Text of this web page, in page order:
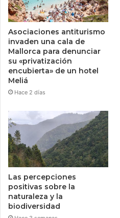
Asociaciones antiturismo
invaden una cala de
Mallorca para denunciar
su «privatización
encubierta» de un hotel
Meliá
Hace 2 días
Las percepciones
positivas sobre la
naturaleza y la
biodiversidad